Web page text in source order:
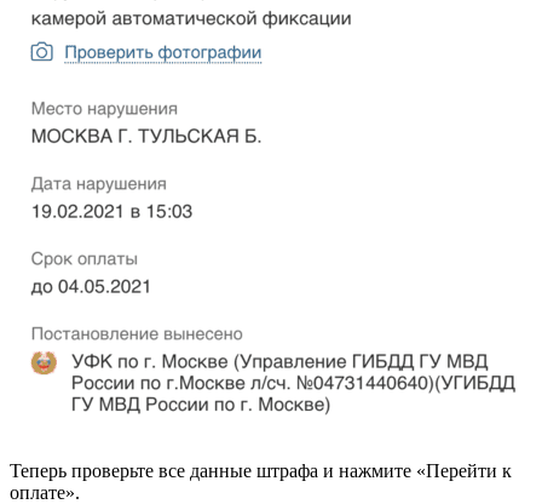
Теперь проверьте все данные штрафа и нажмите «Перейти к
оплате».